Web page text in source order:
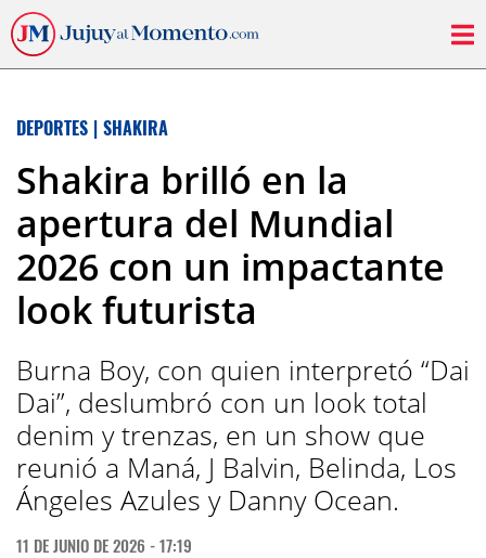
DEPORTES | SHAKIRA
Shakira brilló en la
apertura del Mundial
2026 con un impactante
look futurista
Burna Boy, con quien interpretó “Dai
Dai”, deslumbró con un look total
denim y trenzas, en un show que
reunió a Maná, J Balvin, Belinda, Los
Ángeles Azules y Danny Ocean.
11 DE JUNIO DE 2026 - 17:19